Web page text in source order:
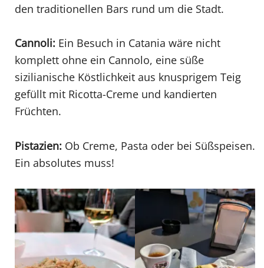
den traditionellen Bars rund um die Stadt.
Cannoli:Ein Besuch in Catania wäre nicht
komplett ohne ein Cannolo, eine süße
sizilianische Köstlichkeit aus knusprigem Teig
gefüllt mit Ricotta-Creme und kandierten
Früchten.
Pistazien:Ob Creme, Pasta oder bei Süßspeisen.
Ein absolutes muss!